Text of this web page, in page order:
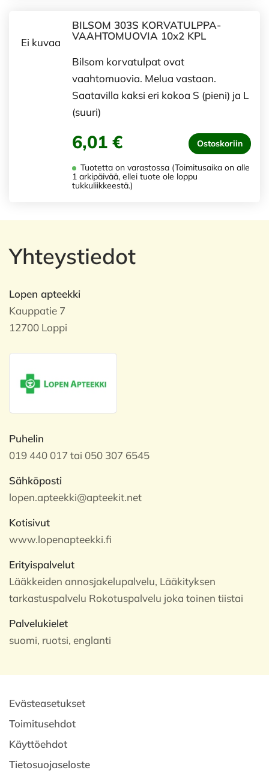
Ei kuvaa
BILSOM 303S KORVATULPPA-
VAAHTOMUOVIA 10x2 KPL
Bilsom korvatulpat ovat
vaahtomuovia. Melua vastaan.
Saatavilla kaksi eri kokoa S (pieni) ja L
(suuri)
6,01 € Ostoskoriin
Tuotetta on varastossa (Toimitusaika on alle
1 arkipäivää, ellei tuote ole loppu
tukkuliikkeestä.)
Yhteystiedot
Lopen apteekki
Kauppatie 7
12700 Loppi
Puhelin
019 440 017 tai 050 307 6545
Sähköposti
lopen.apteekki@apteekit.net
Kotisivut
www.lopenapteekki.fi
Erityispalvelut
Lääkkeiden annosjakelupalvelu, Lääkityksen
tarkastuspalvelu Rokotuspalvelu joka toinen tiistai
Palvelukielet
suomi, ruotsi, englanti
Evästeasetukset
Toimitusehdot
Käyttöehdot
Tietosuojaseloste